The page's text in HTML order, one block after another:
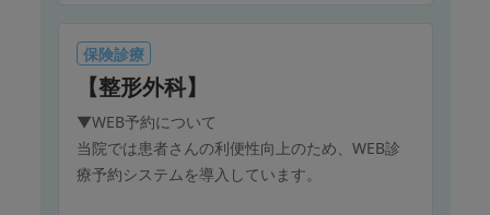
保険診療
【整形外科】
▼WEB予約について
当院では患者さんの利便性向上のため、WEB診
療予約システムを導入しています。